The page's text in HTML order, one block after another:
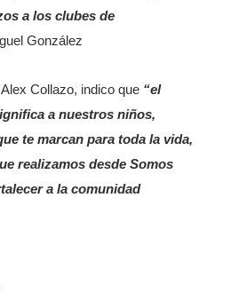
a los clubes de
González
Collazo, indico que “el
a nuestros niños,
te marcan para toda la vida,
realizamos desde Somos
a la comunidad